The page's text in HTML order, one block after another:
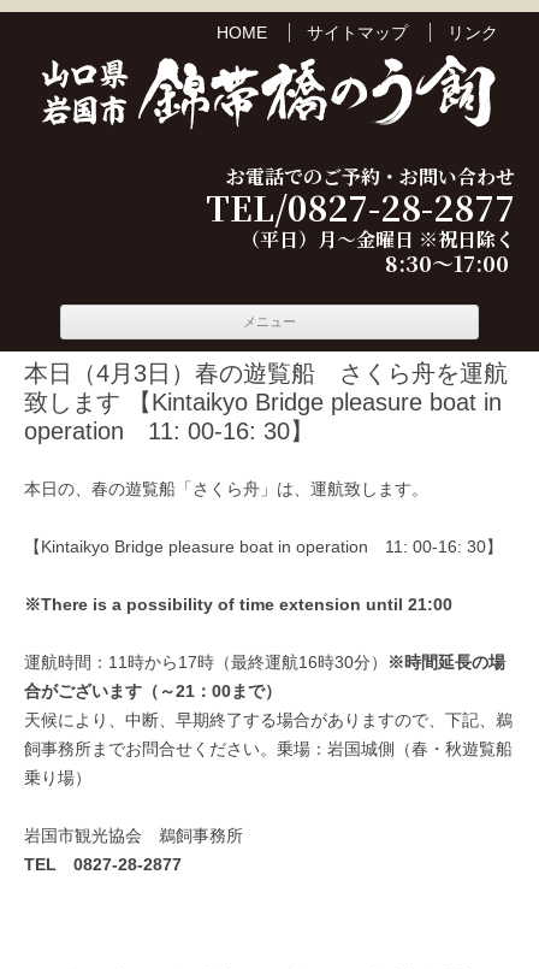
HOME サイトマップ リンク
お電話でのご予約・お問い合わせ
TEL/0827-28-2877
（平日）月～金曜日 ※祝日除く
8:30～17:00
メニュー
本日（4月3日）春の遊覧船 さくら舟を運航
致します 【Kintaikyo Bridge pleasure boat in
operation 11: 00-16: 30】
本日の、春の遊覧船「さくら舟」は、運航致します。
【Kintaikyo Bridge pleasure boat in operation 11: 00-16: 30】
※There is a possibility of time extension until 21:00
運航時間：11時から17時（最終運航16時30分） ※時間延長の場
合がございます（～21：00まで）
天候により、中断、早期終了する場合がありますので、下記、鵜
飼事務所までお問合せください。乗場：岩国城側（春・秋遊覧船
乗り場）
岩国市観光協会 鵜飼事務所
TEL 0827-28-2877